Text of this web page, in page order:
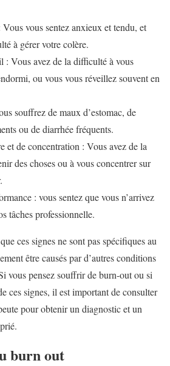
vous sentez anxieux et tendu, et
à gérer votre colère.
: Vous avez de la difficulté à vous
ou vous vous réveillez souvent en
souffrez de maux d’estomac, de
ou de diarrhée fréquents.
et de concentration : Vous avez de la
des choses ou à vous concentrer sur
: vous sentez que vous n’arrivez
tâches professionnelle.
ces signes ne sont pas spécifiques au
être causés par d’autres conditions
vous pensez souffrir de burn-out ou si
ces signes, il est important de consulter
pour obtenir un diagnostic et un
burn out